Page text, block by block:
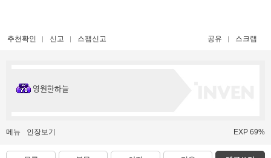
추천확인 신고 스팸신고 공유 스크랩
영원한하늘
메뉴 인장보기 EXP 69%